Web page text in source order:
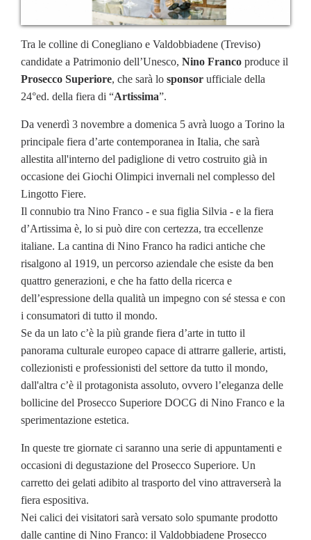
Tra le colline di Conegliano e Valdobbiadene (Treviso)
candidate a Patrimonio dell’Unesco, Nino Franco produce il
Prosecco Superiore, che sarà lo sponsor ufficiale della
24°ed. della fiera di “Artissima”.
Da venerdì 3 novembre a domenica 5 avrà luogo a Torino la
principale fiera d’arte contemporanea in Italia, che sarà
allestita all'interno del padiglione di vetro costruito già in
occasione dei Giochi Olimpici invernali nel complesso del
Lingotto Fiere.
Il connubio tra Nino Franco - e sua figlia Silvia - e la fiera
d’Artissima è, lo si può dire con certezza, tra eccellenze
italiane. La cantina di Nino Franco ha radici antiche che
risalgono al 1919, un percorso aziendale che esiste da ben
quattro generazioni, e che ha fatto della ricerca e
dell’espressione della qualità un impegno con sé stessa e con
i consumatori di tutto il mondo.
Se da un lato c’è la più grande fiera d’arte in tutto il
panorama culturale europeo capace di attrarre gallerie, artisti,
collezionisti e professionisti del settore da tutto il mondo,
dall'altra c’è il protagonista assoluto, ovvero l’eleganza delle
bollicine del Prosecco Superiore DOCG di Nino Franco e la
sperimentazione estetica.
In queste tre giornate ci saranno una serie di appuntamenti e
occasioni di degustazione del Prosecco Superiore. Un
carretto dei gelati adibito al trasporto del vino attraverserà la
fiera espositiva.
Nei calici dei visitatori sarà versato solo spumante prodotto
dalle cantine di Nino Franco: il Valdobbiadene Prosecco